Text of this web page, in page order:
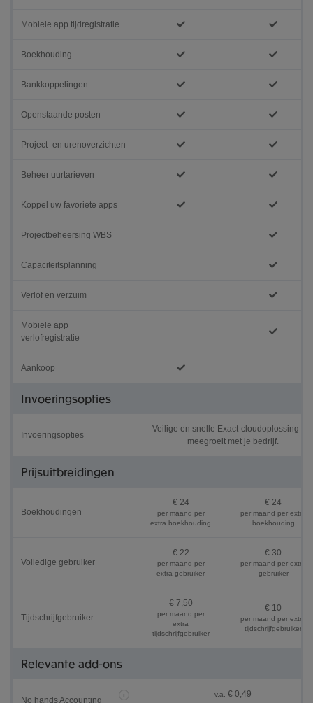
Mobiele app tijdregistratie
Boekhouding
Bankkoppelingen
Openstaande posten
Project- en urenoverzichten
Beheer uurtarieven
Koppel uw favoriete apps
Projectbeheersing WBS
Capaciteitsplanning
Verlof en verzuim
Mobiele app
verlofregistratie
Aankoop
Invoeringsopties
Invoeringsopties
Veilige en snelle Exact-cloudoplossing die
meegroeit met je bedrijf.
Prijsuitbreidingen
Boekhoudingen
€ 24
per maand per
extra boekhouding
€ 24
per maand per extra
boekhouding
Volledige gebruiker
€ 22
per maand per
extra gebruiker
€ 30
per maand per extra
gebruiker
Tijdschrijfgebruiker
€ 7,50
per maand per
extra
tijdschrijfgebruiker
€ 10
per maand per extra
tijdschrijfgebruiker
Relevante add-ons
No hands Accounting
i v.a. € 0,49